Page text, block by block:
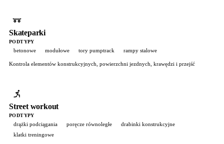
Skateparki
PODTYPY
betonowe modułowe tory pumptrack rampy stalowe
Kontrola elementów konstrukcyjnych, powierzchni jezdnych, krawędzi i przejść
Street workout
PODTYPY
drążki podciągania poręcze równoległe
drabinki konstrukcyjne
klatki treningowe